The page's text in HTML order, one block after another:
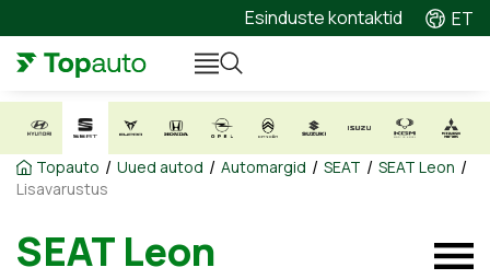
Esinduste kontaktid ET
Topauto / Uued autod / Automargid / SEAT / SEAT Leon /
Lisavarustus
SEAT Leon